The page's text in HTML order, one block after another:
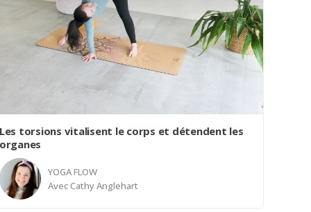
vertébrale et la fluidité du mouvement. Un doux
moment à vous accorder dans votre journée.
chaque journée est un nouveau départ, une
merveilleuse occasion de se réimaginer.
Les torsions vitalisent le corps et détendent les
organes
YOGA FLOW
AvecCathy Anglehart